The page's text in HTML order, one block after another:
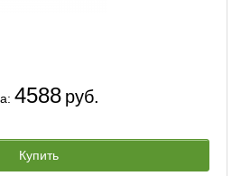
4588 руб.
Купить